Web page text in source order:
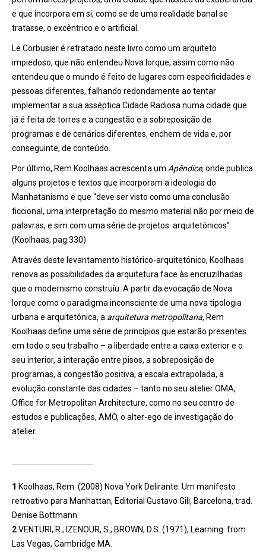
e que incorpora em si, como se de uma realidade banal se
tratasse, o excêntrico e o artificial.
Le Corbusier é retratado neste livro como um arquiteto
impiedoso, que não entendeu Nova Iorque, assim como não
entendeu que o mundo é feito de lugares com especificidades e
pessoas diferentes, falhando redondamente ao tentar
implementar a sua asséptica Cidade Radiosa numa cidade que
já é feita de torres e a congestão e a sobreposição de
programas e de cenários diferentes, enchem de vida e, por
conseguinte, de conteúdo.
Por último, Rem Koolhaas acrescenta um Apêndice,onde publica
alguns projetos e textos que incorporam a ideologia do
Manhatanismo e que “deve ser visto como uma conclusão
ficcional, uma interpretação do mesmo material não por meio de
palavras, e sim com uma série de projetos arquitetónicos”.
(Koolhaas, pag.330)
Através deste levantamento histórico-arquitetónico, Koolhaas
renova as possibilidades da arquitetura face às encruzilhadas
que o modernismo construíu. A partir da evocação de Nova
Iorque como o paradigma inconsciente de uma nova tipologia
urbana e arquitetónica, a arquitetura metropolitana, Rem
Koolhaas define uma série de princípios que estarão presentes
em todo o seu trabalho – a liberdade entre a caixa exterior e o
seu interior, a interação entre pisos, a sobreposição de
programas, a congestão positiva, a escala extrapolada, a
evolução constante das cidades – tanto no seu atelier OMA,
Office for Metropolitan Architecture, como no seu centro de
estudos e publicações, AMO, o alter-ego de investigação do
atelier.
1 Koolhaas, Rem. (2008) Nova York Delirante. Um manifesto
retroativo para Manhattan, Editorial Gustavo Gili, Barcelona, trad.
Denise Bottmann
2VENTURI, R.; IZENOUR, S.; BROWN, D.S. (1971), Learning from
Las Vegas, Cambridge MA.